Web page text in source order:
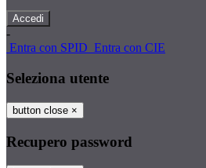
-
Entra con SPID Entra con CIE
Seleziona utente
button close ×
Recupero password